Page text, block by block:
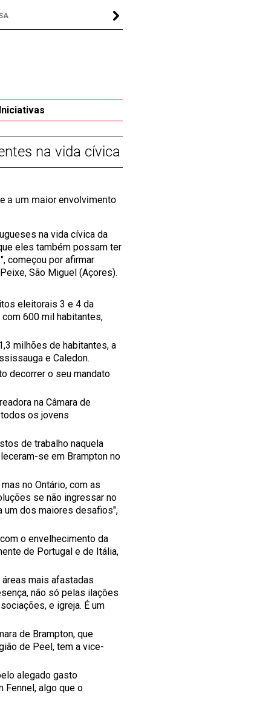
Iniciativas
na vida cívica
a um maior envolvimento
na vida cívica da
eles também possam ter
começou por afirmar
São Miguel (Açores).
eleitorais 3 e 4 da
600 mil habitantes,
milhões de habitantes, a
e Caledon.
decorrer o seu mandato
na Câmara de
os jovens
de trabalho naquela
se em Brampton no
no Ontário, com as
se não ingressar no
um dos maiores desafios",
o envelhecimento da
de Portugal e de Itália,
mais afastadas
não só pelas ilações
e igreja. É um
de Brampton, que
de Peel, tem a vice-
alegado gasto
Fennel, algo que o